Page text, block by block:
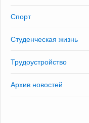
Спорт
Студенческая жизнь
Трудоустройство
Архив новостей